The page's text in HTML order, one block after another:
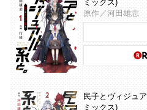
ミックス)
原作／河田雄志
民子とヴィジュ
ミックス)